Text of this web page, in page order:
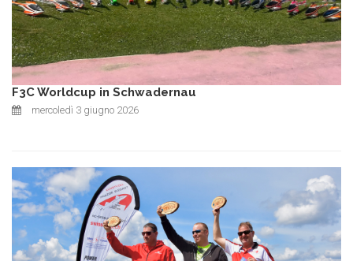
F3C Worldcup in Schwadernau
mercoledì 3 giugno 2026